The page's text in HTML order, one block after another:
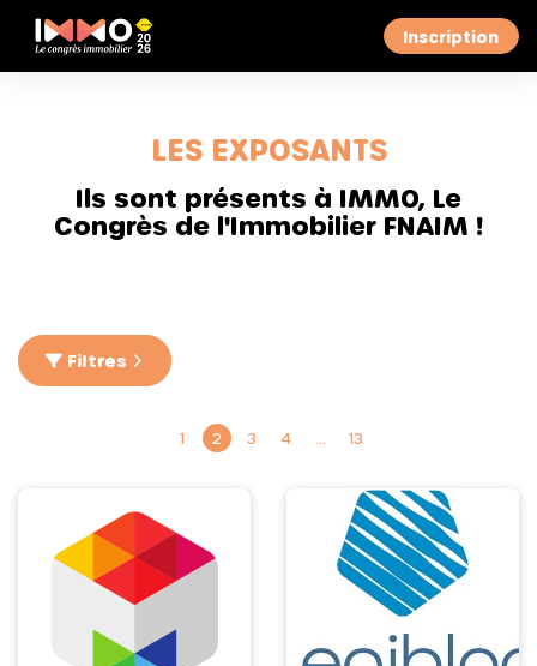
Inscription
LES EXPOSANTS
Ils sont présents à IMMO, Le
Congrès de l'Immobilier FNAIM !
Filtres
1 2 3 4 13